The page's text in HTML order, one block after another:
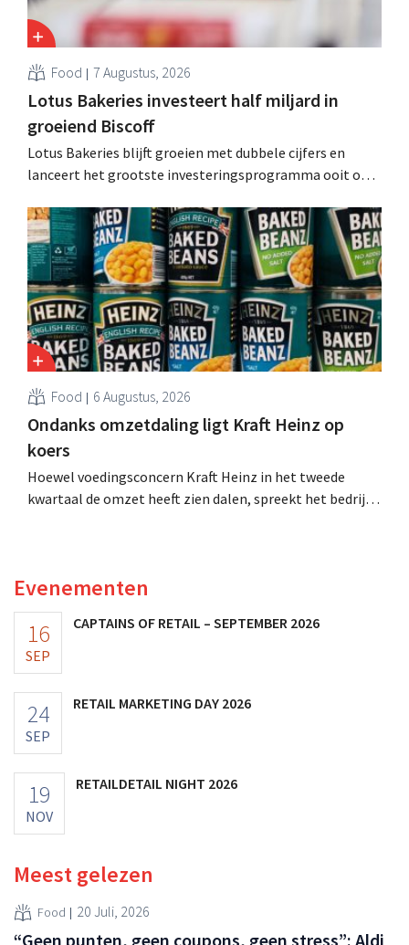
Food 7 Augustus, 2026
Lotus Bakeries investeert half miljard in
groeiend Biscoff
Lotus Bakeries blijft groeien met dubbele cijfers en
lanceert het grootste investeringsprogramma ooit om
moeten dit momentum grijpen”.
Food 6 Augustus, 2026
Ondanks omzetdaling ligt Kraft Heinz op
koers
Hoewel voedingsconcern Kraft Heinz in het tweede
kwartaal de omzet heeft zien dalen, spreekt het bedrijf
Evenementen
16
SEP
CAPTAINS OF RETAIL – SEPTEMBER 2026
24
SEP
RETAIL MARKETING DAY 2026
19
NOV
RETAILDETAIL NIGHT 2026
Meest gelezen
Food 20 Juli, 2026
“Geen punten, geen coupons, geen stress”: Aldi